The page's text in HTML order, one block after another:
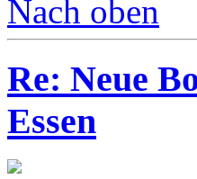
Nach oben
Re: Neue
Essen